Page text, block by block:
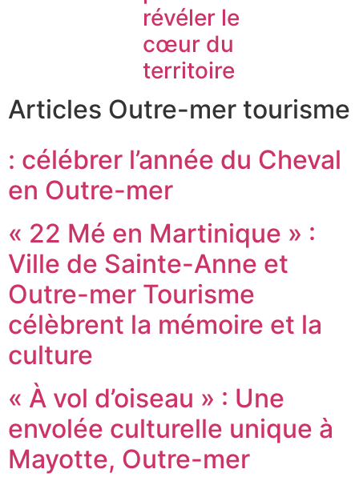
révéler le
cœur du
territoire
Articles Outre-mer tourisme
: célébrer l’année du Cheval
en Outre-mer
« 22 Mé en Martinique » :
Ville de Sainte-Anne et
Outre-mer Tourisme
célèbrent la mémoire et la
culture
« À vol d’oiseau » : Une
envolée culturelle unique à
Mayotte, Outre-mer